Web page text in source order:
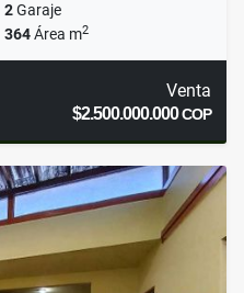
2Garaje
364Área m2
Venta
$2.500.000.000COP